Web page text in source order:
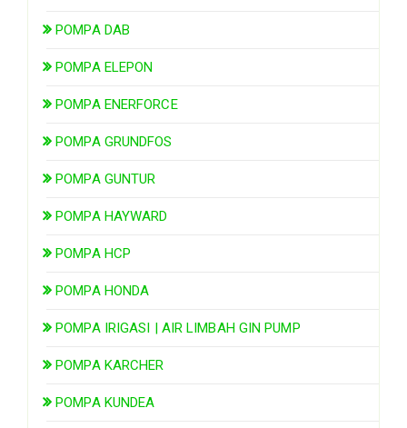
POMPA DAB
POMPA ELEPON
POMPA ENERFORCE
POMPA GRUNDFOS
POMPA GUNTUR
POMPA HAYWARD
POMPA HCP
POMPA HONDA
POMPA IRIGASI | AIR LIMBAH GIN PUMP
POMPA KARCHER
POMPA KUNDEA